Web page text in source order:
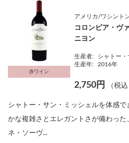
赤ワイン
アメリカ/ワシント
コロンビア・ヴ
ニヨン
生産者:
シャトー
生産年:
2016年
2,750円 （税込
シャトー・サン・ミッシェルを体感
かな複雑さとエレガントさが備わっ
ネ・ソーヴ...